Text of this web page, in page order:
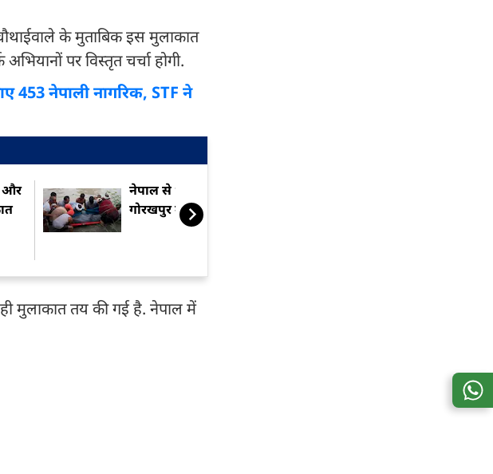
के मुताबिक इस मुलाकात
पर विस्तृत चर्चा होगी.
453 नेपाली नागरिक, STF ने
और
नेपाल से भटकी डॉल्फिन को
गोरखपुर में सुरक्षित बचाया गया
मुलाकात तय की गई है. नेपाल में